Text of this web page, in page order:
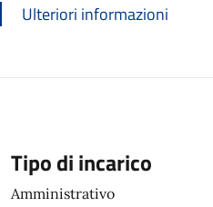
Ulteriori informazioni
Tipo di incarico
Amministrativo